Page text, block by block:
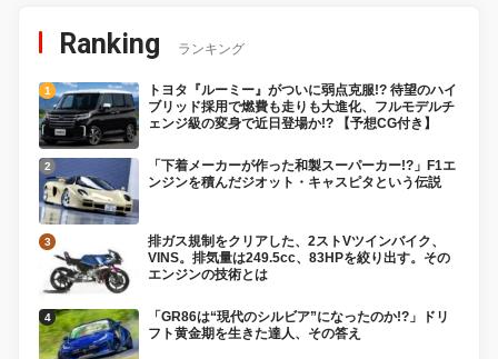
Ranking ランキング
トヨタ『ルーミー』がついに弱点克服!? 待望のハイ
ブリッド採用で燃費も走りも大進化、フルモデルチ
ェンジ級の変身で近日登場か!? 【予想CG付き】
「下着メーカーが作った和製スーパーカー!?」F1エ
ンジンを積んだジオット・キャスピタという伝説
排ガス規制をクリアした、2ストVツインバイク、
VINS。排気量は249.5cc、83HPを絞り出す。その
エンジンの技術とは
「GR86は“現代のシルビア”になったのか!?」ドリ
フト黄金期を生きた達人、その答え